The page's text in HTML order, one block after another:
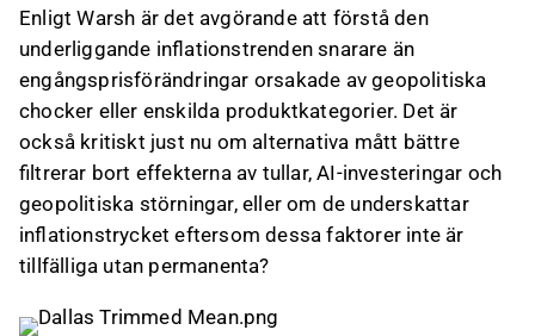
Enligt Warsh är det avgörande att förstå den
underliggande inflationstrenden snarare än
engångsprisförändringar orsakade av geopolitiska
chocker eller enskilda produktkategorier. Det är
också kritiskt just nu om alternativa mått bättre
filtrerar bort effekterna av tullar, AI-investeringar och
geopolitiska störningar, eller om de underskattar
inflationstrycket eftersom dessa faktorer inte är
tillfälliga utan permanenta?